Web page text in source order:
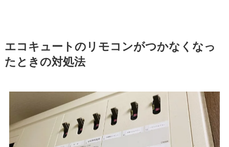
エコキュートのリモコンがつかなくなっ
たときの対処法